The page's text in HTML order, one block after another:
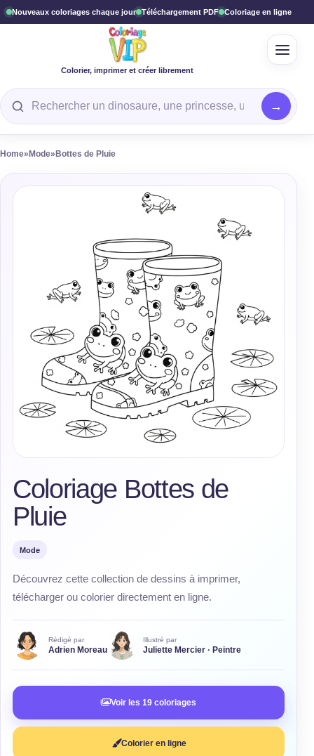
Nouveaux coloriages chaque jour Téléchargement PDF Coloriage en ligne
Colorier, imprimer et créer librement
Rechercher un coloriage
Home» Mode» Bottes de Pluie
Coloriage Bottes de
Pluie
Mode
Découvrez cette collection de dessins à imprimer,
télécharger ou colorier directement en ligne.
Rédigé par
Adrien Moreau
Illustré par
Juliette Mercier · Peintre
Voir les 19 coloriages
Colorier en ligne